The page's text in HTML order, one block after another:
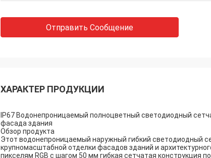
Отправить Сообщение
ХАРАКТЕР ПРОДУКЦИИ
IP67 Водонепроницаемый полноцветный светодиодный
фасада здания
Обзор продукта
Этот водонепроницаемый наружный гибкий светодиодный
крупномасштабной отделки фасадов зданий и
пикселям RGB с шагом 50 мм гибкая сетчатая конструкция